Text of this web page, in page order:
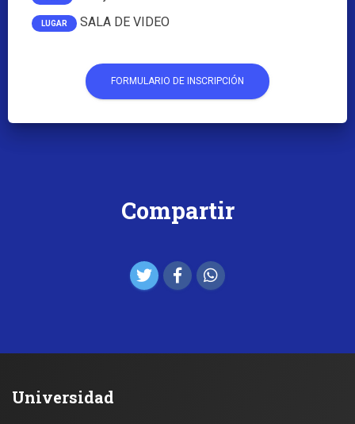
LUGAR SALA DE VIDEO
FORMULARIO DE INSCRIPCIÓN
Compartir
Universidad